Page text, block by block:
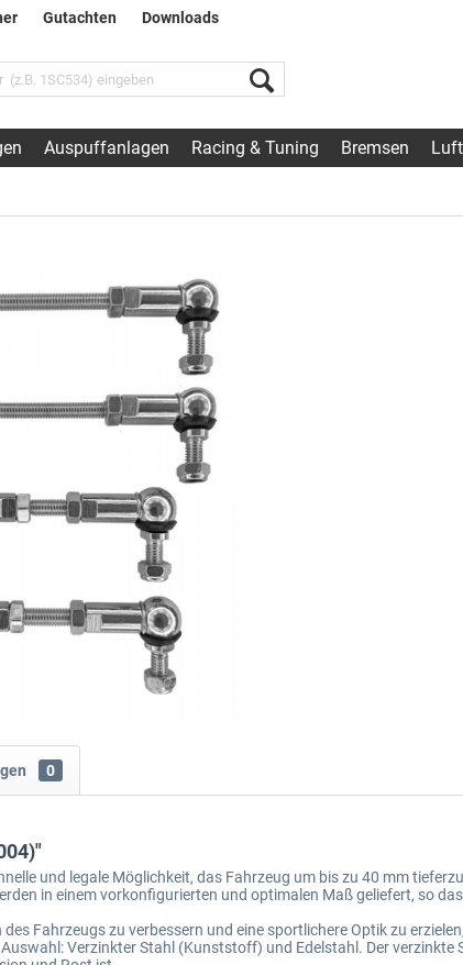
Gutachten Downloads
Auspuffanlagen Racing & Tuning Bremsen
0
und legale Möglichkeit, das Fahrzeug um bis zu 40 mm
in einem vorkonfigurierten und optimalen Maß geliefert, so
Fahrzeugs zu verbessern und eine sportlichere Optik zu
Verzinkter Stahl (Kunststoff) und Edelstahl. Der